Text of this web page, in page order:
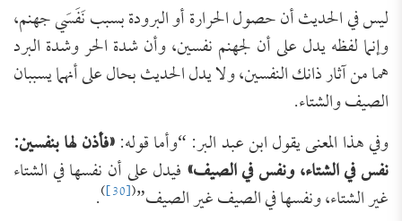
ليس في الحديث أن حصول الحرارة أو البرودة بسبب نَفَسَي جهنم،
وإنما لفظه يدل على أن لجهنم نفسين، وأن شدة الحر وشدة البرد
هما من آثار ذانك النفسين، ولا يدل الحديث بحال على أنهما يسببان
الصيف والشتاء.
وفي هذا المعنى يقول ابن عبد البر: “وأما قوله:«فأذن لها بنفسين:
نفس في الشتاء، ونفس في الصيف»فيدل على أن نفسها في الشتاء
غير الشتاء، ونفسها في الصيف غير الصيف”(
[30]
)
.